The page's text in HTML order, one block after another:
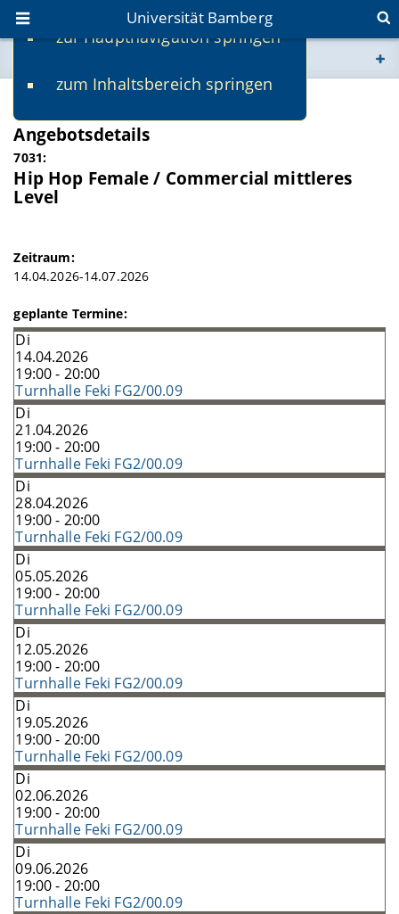
zur Hauptnavigation springen
zum Inhaltsbereich springen
Universität Bamberg
www.uni-bamberg.de
univis.uni-bamberg.de
fis.uni-bamberg.de
SS 2026
Angebotsdetails
7031:
Hip Hop Female / Commercial mittleres
Level
Zeitraum:
14.04.2026-14.07.2026
geplante Termine:
Di
14.04.2026
19:00 - 20:00
Turnhalle Feki FG2/00.09
Di
21.04.2026
19:00 - 20:00
Turnhalle Feki FG2/00.09
Di
28.04.2026
19:00 - 20:00
Turnhalle Feki FG2/00.09
Di
05.05.2026
19:00 - 20:00
Turnhalle Feki FG2/00.09
Di
12.05.2026
19:00 - 20:00
Turnhalle Feki FG2/00.09
Di
19.05.2026
19:00 - 20:00
Turnhalle Feki FG2/00.09
Di
02.06.2026
19:00 - 20:00
Turnhalle Feki FG2/00.09
Di
09.06.2026
19:00 - 20:00
Turnhalle Feki FG2/00.09